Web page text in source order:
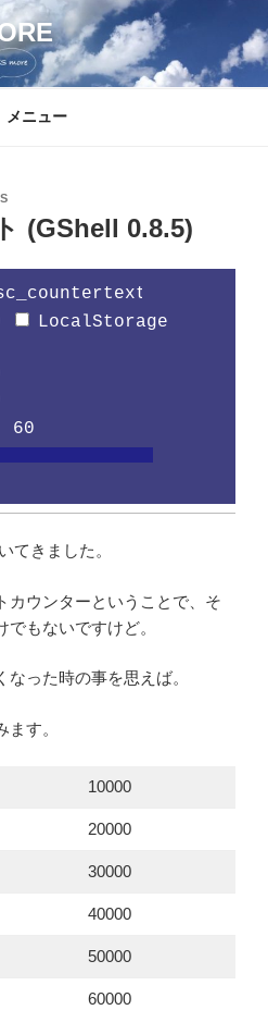
メニュー
(GShell 0.8.5)
LocalStorage
てきました。
カウンターということで、そ
もないですけど。
った時の事を思えば。
す。
10000
20000
30000
40000
50000
60000